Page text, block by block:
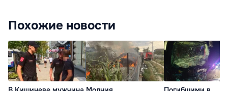
Похожие новости